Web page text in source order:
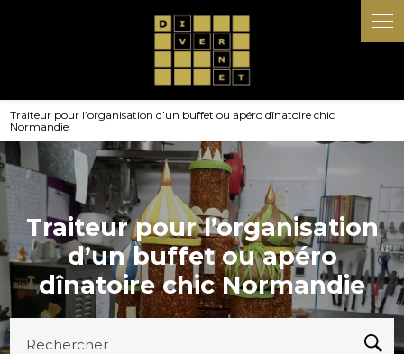
Traiteur pour l’organisation d’un buffet ou apéro dînatoire chic
Normandie
Traiteur pour l’organisation
d’un buffet ou apéro
dînatoire chic Normandie
Rechercher